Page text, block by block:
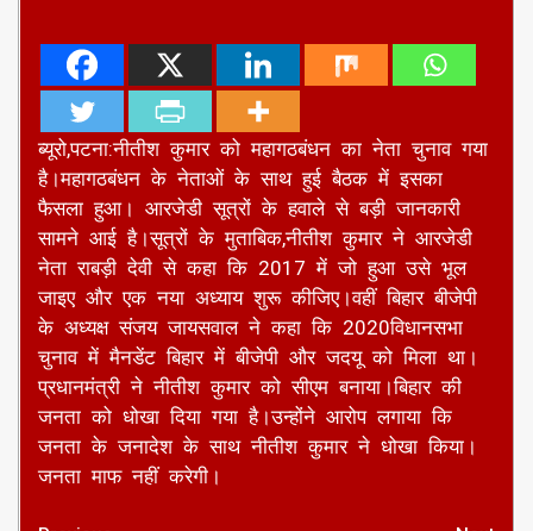
ब्यूरो,पटना:नीतीश कुमार को महागठबंधन का नेता चुनाव गया
है।महागठबंधन के नेताओं के साथ हुई बैठक में इसका
फैसला हुआ। आरजेडी सूत्रों के हवाले से बड़ी जानकारी
सामने आई है।सूत्रों के मुताबिक,नीतीश कुमार ने आरजेडी
नेता राबड़ी देवी से कहा कि 2017 में जो हुआ उसे भूल
जाइए और एक नया अध्याय शुरू कीजिए।वहीं बिहार बीजेपी
के अध्यक्ष संजय जायसवाल ने कहा कि 2020विधानसभा
चुनाव में मैनडेंट बिहार में बीजेपी और जदयू को मिला था।
प्रधानमंत्री ने नीतीश कुमार को सीएम बनाया।बिहार की
जनता को धोखा दिया गया है।उन्होंने आरोप लगाया कि
जनता के जनादेश के साथ नीतीश कुमार ने धोखा किया।
जनता माफ नहीं करेगी।